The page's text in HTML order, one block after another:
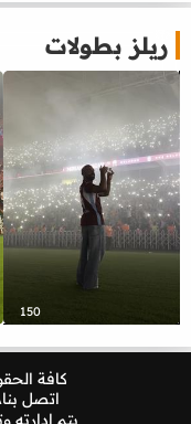
ريلز بطولات
150
كافة
اتصل بنا
يتم